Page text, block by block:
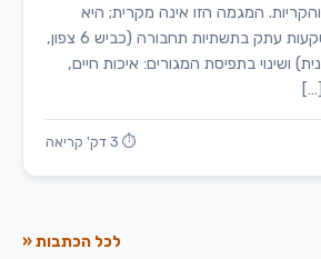
המגמה הזו אינה מקרית; היא
תוצאה ישירה של השקעות עתק בתשתיות תחבורה (כביש 6 צפון,
ושינוי בתפיסת המגורים: איכות חיים,
⏱ 3 דק' קריאה
לכל הכתבות «